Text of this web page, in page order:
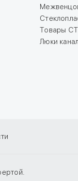
Товары
Люки